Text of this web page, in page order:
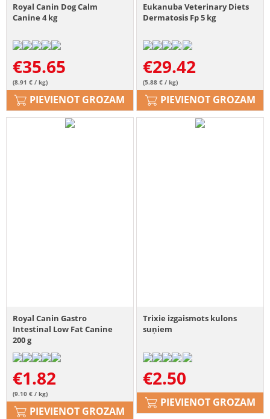
Royal Canin Dog Calm
Canine 4 kg
€35.65
(8.91 € / kg)
PIEVIENOT GROZAM
Eukanuba Veterinary Diets
Dermatosis Fp 5 kg
€29.42
(5.88 € / kg)
PIEVIENOT GROZAM
Royal Canin Gastro
Intestinal Low Fat Canine
200 g
€1.82
(9.10 € / kg)
PIEVIENOT GROZAM
Trixie izgaismots kulons
suņiem
€2.50
PIEVIENOT GROZAM